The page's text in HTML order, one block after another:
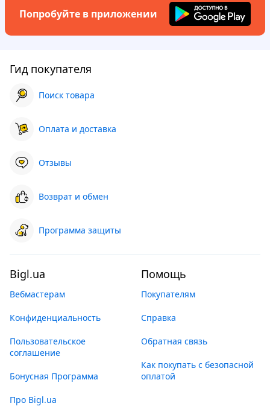
Попробуйте в приложении
Гид покупателя
Поиск товара
Оплата и доставка
Отзывы
Возврат и обмен
Программа защиты
Bigl.ua
Вебмастерам
Конфиденциальность
Пользовательское
соглашение
Бонусная Программа
Про Bigl.ua
Помощь
Покупателям
Справка
Обратная связь
Как покупать с безопасной
оплатой